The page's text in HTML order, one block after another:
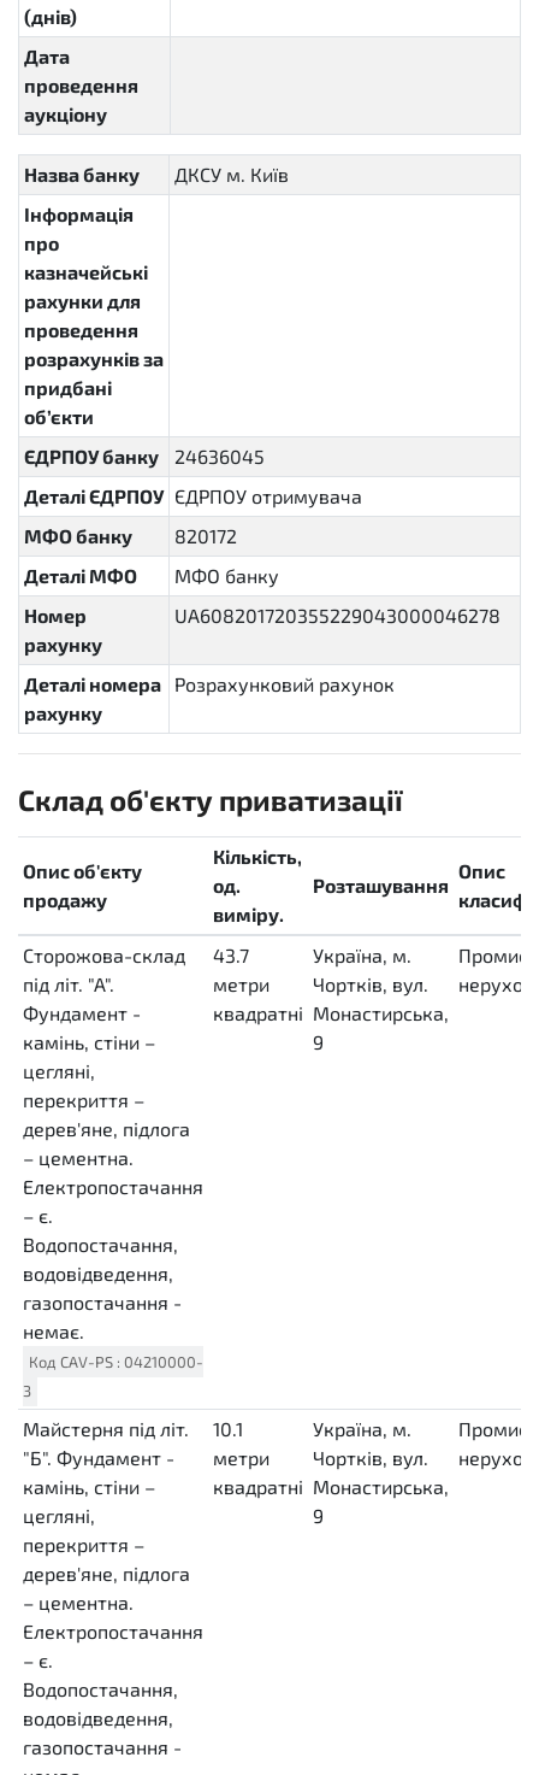
(днів)
Дата
проведення
аукціону
Назва банку
ДКСУ м. Київ
Інформація
про
казначейські
рахунки для
проведення
розрахунків за
придбані
об’єкти
ЄДРПОУ банку
24636045
Деталі ЄДРПОУ ЄДРПОУ отримувача
МФО банку
820172
Деталі МФО
МФО банку
Номер
рахунку
UA608201720355229043000046278
Деталі номера
рахунку
Розрахунковий рахунок
Склад об'єкту приватизації
Опис об'єкту
продажу
Кількість,
од.
виміру.
Розташування
Опис
Сторожова-склад
під літ. "А".
Фундамент -
камінь, стіни –
цегляні,
перекриття –
дерев'яне, підлога
– цементна.
Електропостачання
– є.
Водопостачання,
водовідведення,
газопостачання -
немає.
Код CAV-PS : 04210000-
3
43.7
метри
квадратні
Україна, м.
Чортків, вул.
Монастирська,
9
Майстерня під літ.
"Б". Фундамент -
камінь, стіни –
цегляні,
перекриття –
дерев'яне, підлога
– цементна.
Електропостачання
– є.
Водопостачання,
водовідведення,
газопостачання -
10.1
метри
квадратні
Україна, м.
Чортків, вул.
Монастирська,
9